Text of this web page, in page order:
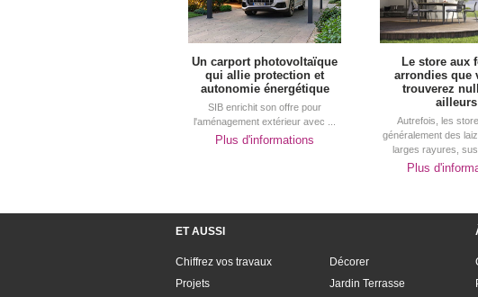
Un carport photovoltaïque
qui allie protection et
autonomie énergétique
SIB enrichit son offre pour
l'aménagement extérieur avec ...
Plus d'informations
Le store aux
arrondies que
trouverez
ailleurs
Autrefois, les
généralement des
larges rayures,
Plus
ET AUSSI
Chiffrez vos travaux
Projets
Décorer
Jardin Terrasse